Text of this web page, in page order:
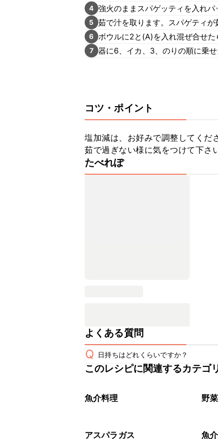
4 強火のままスパゲッティを入れ
5 茹で汁を取ります。スパゲティ
6 ボウルに2と(A)を入れ混ぜ合せ
7 器に6、イカ、3、のりの順に乗
コツ・ポイント
塩加減は、お好みで調整してくだ
茹で過ぎない様に気をつけて下さ
たべれぽ
よくある質問
Q 日持ちはどれくらいですか？
こちらのレシピは出来たてをお召し
※日持ちは目安です。
このレシピに関連するカテゴ
魚介料理 野菜
アスパラガス 魚介